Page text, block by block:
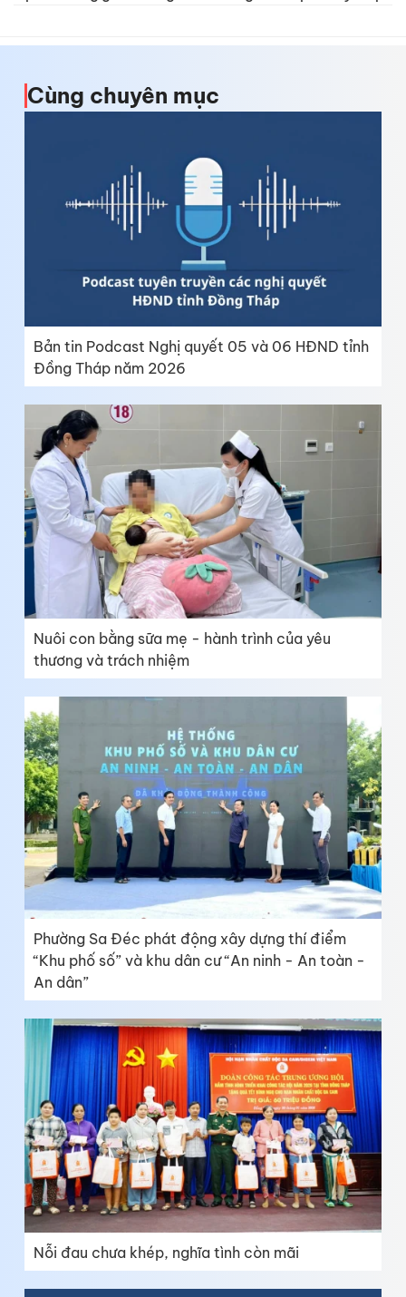
Cùng chuyên mục
Bản tin Podcast Nghị quyết 05 và 06 HĐND tỉnh
Đồng Tháp năm 2026
Nuôi con bằng sữa mẹ - hành trình của yêu
thương và trách nhiệm
Phường Sa Đéc phát động xây dựng thí điểm
“Khu phố số” và khu dân cư “An ninh - An toàn -
An dân”
Nỗi đau chưa khép, nghĩa tình còn mãi